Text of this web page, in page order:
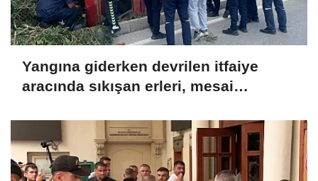
Yangına giderken devrilen itfaiye
aracında sıkışan erleri, mesai